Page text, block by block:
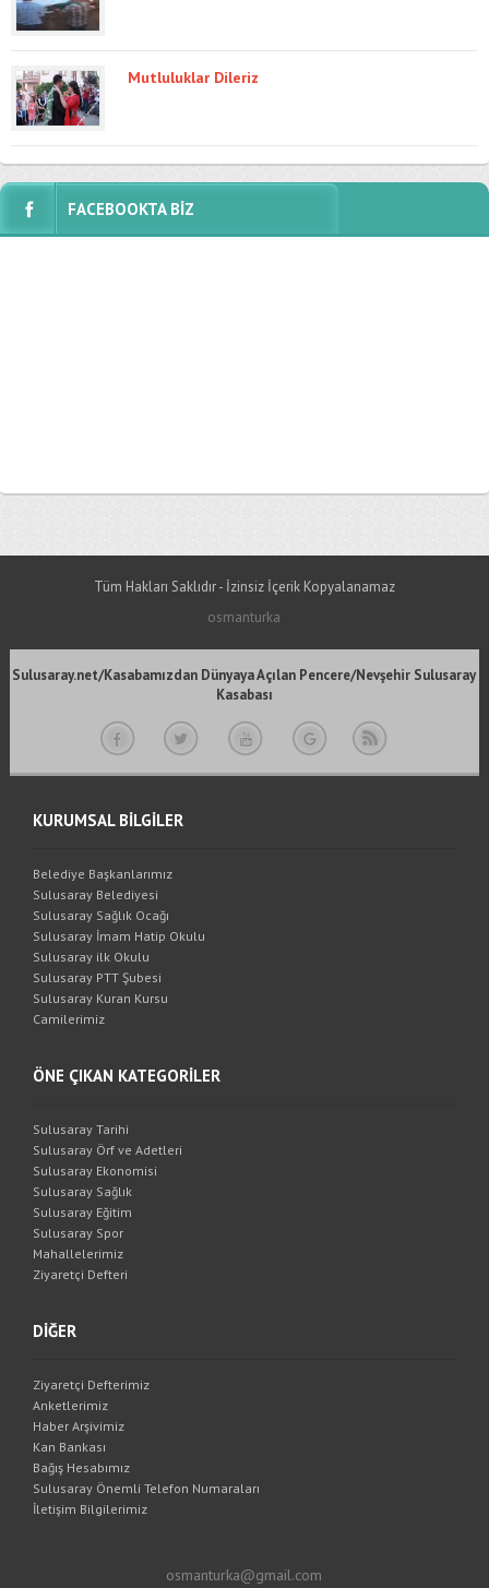
Mutluluklar Dileriz
FACEBOOKTA BİZ
Tüm Hakları Saklıdır - İzinsiz İçerik Kopyalanamaz
osmanturka
Sulusaray.net/Kasabamızdan Dünyaya Açılan Pencere/Nevşehir Sulusaray
Kasabası
KURUMSAL BİLGİLER
Belediye Başkanlarımız
Sulusaray Belediyesi
Sulusaray Sağlık Ocağı
Sulusaray İmam Hatip Okulu
Sulusaray ilk Okulu
Sulusaray PTT Şubesi
Sulusaray Kuran Kursu
Camilerimiz
ÖNE ÇIKAN KATEGORİLER
Sulusaray Tarihi
Sulusaray Örf ve Adetleri
Sulusaray Ekonomisi
Sulusaray Sağlık
Sulusaray Eğitim
Sulusaray Spor
Mahallelerimiz
Ziyaretçi Defteri
DİĞER
Ziyaretçi Defterimiz
Anketlerimiz
Haber Arşivimiz
Kan Bankası
Bağış Hesabımız
Sulusaray Önemli Telefon Numaraları
İletişim Bilgilerimiz
osmanturka@gmail.com